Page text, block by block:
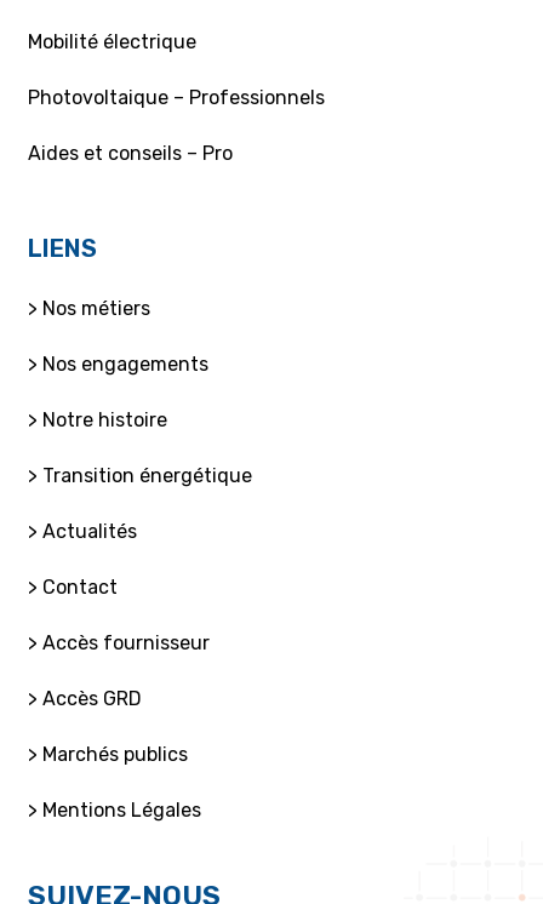
Mobilité électrique
Photovoltaique – Professionnels
Aides et conseils – Pro
LIENS
> Nos métiers
> Nos engagements
> Notre histoire
> Transition énergétique
> Actualités
> Contact
> Accès fournisseur
> Accès GRD
> Marchés publics
> Mentions Légales
SUIVEZ-NOUS